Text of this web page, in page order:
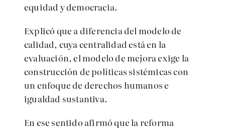
equidad y democracia.
Explicó que a diferencia del modelo de
calidad, cuya centralidad está en la
evaluación, el modelo de mejora exige la
construcción de políticas sistémicas con
un enfoque de derechos humanos e
igualdad sustantiva.
En ese sentido afirmó que la reforma